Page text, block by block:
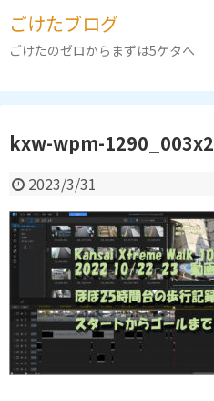
ごけたブログ
ごけたのゼロからまずは5ケタへ
kxw-wpm-1290_003x2
2023/3/31